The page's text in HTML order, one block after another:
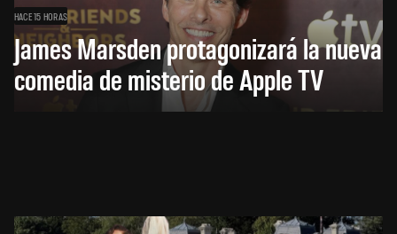
HACE 15 HORAS
James Marsden protagonizará la nueva
comedia de misterio de Apple TV